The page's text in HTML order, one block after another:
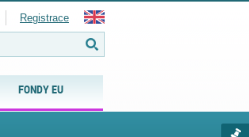
FONDY EU
Registrace